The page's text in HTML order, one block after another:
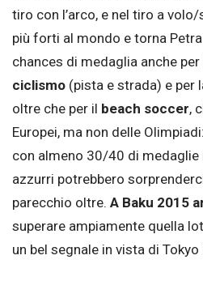
tiro con l’arco, e nel tiro a
più forti al mondo e torna
chances di medaglia anche
ciclismo (pista e strada) e per
oltre che per il beach soccer,
Europei, ma non delle
con almeno 30/40 di medaglie
azzurri potrebbero
parecchio oltre. A Baku 2015
superare ampiamente quella
un bel segnale in vista di Tokyo